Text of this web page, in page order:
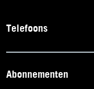
Telefoons
Abonnementen